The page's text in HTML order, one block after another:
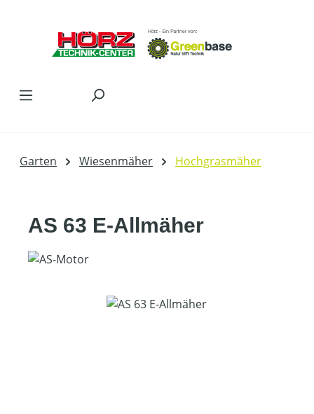
Garten Wiesenmäher Hochgrasmäher
AS 63 E-Allmäher
Bildergalerie überspringen